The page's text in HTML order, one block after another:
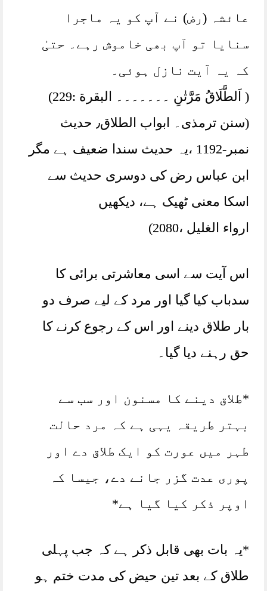
عائشہ (رض) نے آپ کو یہ ماجرا
سنایا تو آپ بھی خاموش رہے۔ حتیٰ
کہ یہ آیت نازل ہوئی۔
( اَلطَّلَاقُ مَرَّتٰنِ ۔۔۔۔۔۔۔ البقرة :229)
(سنن ترمذی۔ ابواب الطلاق٫ حدیث
نمبر-1192 ،یہ حدیث سندا ضعیف ہے مگر
ابن عباس رض کی دوسری حدیث سے
اسکا معنی ٹھیک ہے، دیکھیں
ارواء الغليل ،2080)
اس آیت سے اسی معاشرتی برائی کا
سدباب کیا گیا اور مرد کے لیے صرف دو
بار طلاق دینے اور اس کے رجوع کرنے کا
حق رہنے دیا گیا۔
*طلاق دینے کا مسنون اور سب سے
بہتر طریقہ یہی ہے کہ مرد حالت
طہر میں عورت کو ایک طلاق دے اور
پوری عدت گزر جانے دے، جیسا کہ
اوپر ذکر کیا گیا ہے*
*یہ بات بھی قابل ذکر ہے کہ جب پہلی
طلاق کے بعد تین حیض کی مدت ختم ہو